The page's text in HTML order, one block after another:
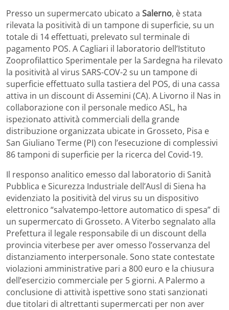
Presso un supermercato ubicato a Salerno, è stata
rilevata la positività di un tampone di superficie, su un
totale di 14 effettuati, prelevato sul terminale di
pagamento POS. A Cagliari il laboratorio dell’Istituto
Zooprofilattico Sperimentale per la Sardegna ha rilevato
la positività al virus SARS-COV-2 su un tampone di
superficie effettuato sulla tastiera del POS, di una cassa
attiva in un discount di Assemini (CA). A Livorno il Nas in
collaborazione con il personale medico ASL, ha
ispezionato attività commerciali della grande
distribuzione organizzata ubicate in Grosseto, Pisa e
San Giuliano Terme (PI) con l’esecuzione di complessivi
86 tamponi di superficie per la ricerca del Covid-19.
Il responso analitico emesso dal laboratorio di Sanità
Pubblica e Sicurezza Industriale dell’Ausl di Siena ha
evidenziato la positività del virus su un dispositivo
elettronico “salvatempo-lettore automatico di spesa” di
un supermercato di Grosseto. A Viterbo segnalato alla
Prefettura il legale responsabile di un discount della
provincia viterbese per aver omesso l’osservanza del
distanziamento interpersonale. Sono state contestate
violazioni amministrative pari a 800 euro e la chiusura
dell’esercizio commerciale per 5 giorni. A Palermo a
conclusione di attività ispettive sono stati sanzionati
due titolari di altrettanti supermercati per non aver